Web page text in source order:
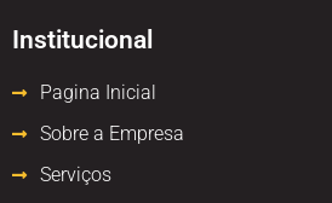
Institucional
Pagina Inicial
Sobre a Empresa
Serviços